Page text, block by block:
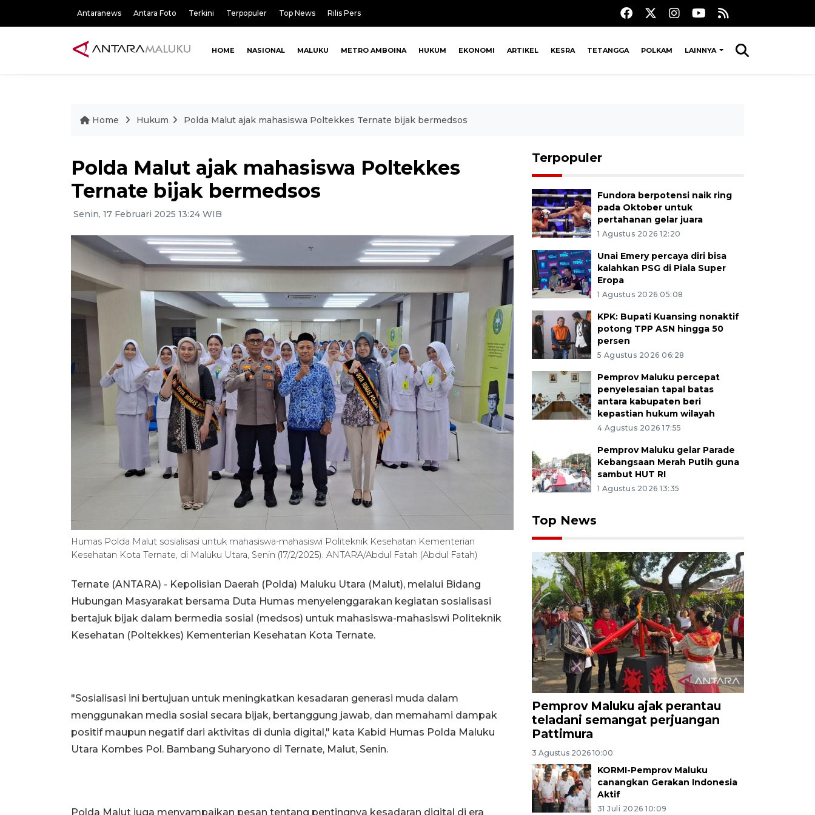
Antaranews Antara Foto Terkini Terpopuler Top News Rilis Pers
HOME NASIONAL MALUKU METRO AMBOINA HUKUM EKONOMI ARTIKEL KESRA TETANGGA POLKAM LAINNYA
Home Hukum Polda Malut ajak mahasiswa Poltekkes Ternate bijak bermedsos
Polda Malut ajak mahasiswa Poltekkes
Ternate bijak bermedsos
Senin, 17 Februari 2025 13:24 WIB
Humas Polda Malut sosialisasi untuk mahasiswa-mahasiswi Politeknik Kesehatan Kementerian
Kesehatan Kota Ternate, di Maluku Utara, Senin (17/2/2025). ANTARA/Abdul Fatah (Abdul Fatah)
Ternate (ANTARA) - Kepolisian Daerah (Polda) Maluku Utara (Malut), melalui Bidang
Hubungan Masyarakat bersama Duta Humas menyelenggarakan kegiatan sosialisasi
bertajuk bijak dalam bermedia sosial (medsos) untuk mahasiswa-mahasiswi Politeknik
Kesehatan (Poltekkes) Kementerian Kesehatan Kota Ternate.
"Sosialisasi ini bertujuan untuk meningkatkan kesadaran generasi muda dalam
menggunakan media sosial secara bijak, bertanggung jawab, dan memahami dampak
positif maupun negatif dari aktivitas di dunia digital," kata Kabid Humas Polda Maluku
Utara Kombes Pol. Bambang Suharyono di Ternate, Malut, Senin.
Polda Malut juga menyampaikan pesan tentang pentingnya kesadaran digital di era
Terpopuler
Fundora berpotensi naik ring
pada Oktober untuk
pertahanan gelar juara
1 Agustus 2026 12:20
Unai Emery percaya diri bisa
kalahkan PSG di Piala Super
Eropa
1 Agustus 2026 05:08
KPK: Bupati Kuansing nonaktif
potong TPP ASN hingga 50
persen
5 Agustus 2026 06:28
Pemprov Maluku percepat
penyelesaian tapal batas
antara kabupaten beri
kepastian hukum wilayah
4 Agustus 2026 17:55
Pemprov Maluku gelar Parade
Kebangsaan Merah Putih guna
sambut HUT RI
1 Agustus 2026 13:35
Top News
Pemprov Maluku ajak perantau
teladani semangat perjuangan
Pattimura
3 Agustus 2026 10:00
KORMI-Pemprov Maluku
canangkan Gerakan Indonesia
Aktif
31 Juli 2026 10:09